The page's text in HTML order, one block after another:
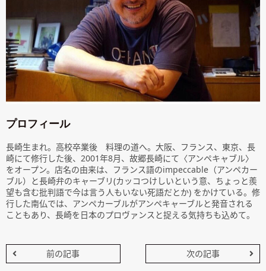
プロフィール
長崎生まれ。高校卒業後 料理の道へ。大阪、フランス、東京、長
崎にて修行した後、2001年8月、故郷長崎にて〈アンペキャブル〉
をオープン。店名の由来は、フランス語のimpeccable（アンペカー
ブル）と長崎弁のキャーブリ(カッコつけしいという意、ちょっと羨
望も含む批判語で今は言う人もいない死語だとか) をかけている。修
行した南仏では、アンペカーブルがアンペキャーブルと発音される
こともあり、長崎を日本のプロヴァンスと捉える気持ちも込めて。
前の記事 次の記事